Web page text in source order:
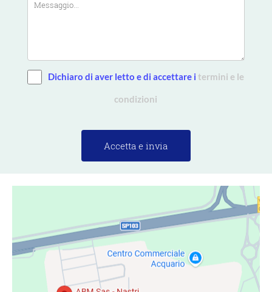
Dichiaro di aver letto e di accettare i termini e le
condizioni
Accetta e invia